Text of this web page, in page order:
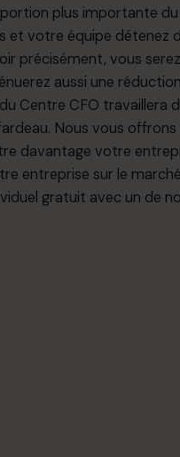
plus importante
et votre équipe détenez
précisément, vous
aussi une
Centre CFO
Nous vous offrons
davantage votre
entreprise sur le
gratuit avec un de